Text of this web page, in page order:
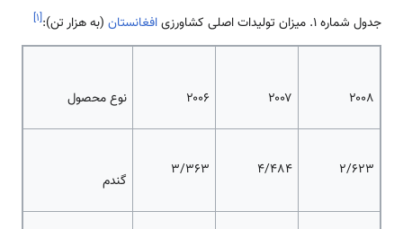
جدول شماره 1. میزان تولیدات اصلی کشاورزی افغانستان (به هزار تن):[۱]
۲۰۰۸ ۲۰۰۷ ۲۰۰۶ نوع محصول
2/623
4/484
3/363
گندم